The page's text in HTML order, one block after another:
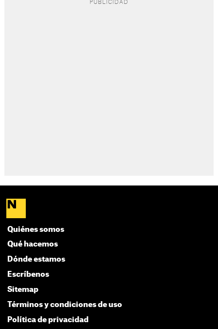
Quiénes somos
Qué hacemos
Dónde estamos
Escríbenos
Sitemap
Términos y condiciones de uso
Política de privacidad